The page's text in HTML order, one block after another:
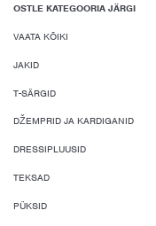
OSTLE KATEGOORIA JÄRGI
VAATA KÕIKI
JAKID
T-SÄRGID
DŽEMPRID JA KARDIGANID
DRESSIPLUUSID
TEKSAD
PÜKSID